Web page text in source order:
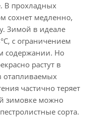
В прохладных
сохнет медленно,
Зимой в идеале
с ограничением
содержании. Но
растут в
частично теряет
зимовке можно
сорта.